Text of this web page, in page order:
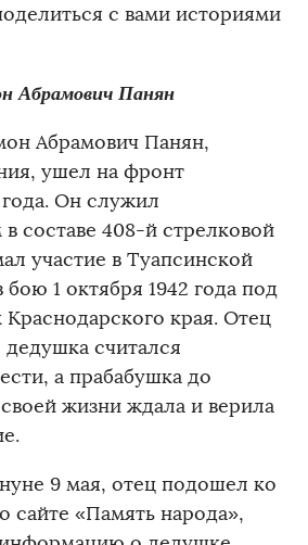
с вами историями
Абрамович Панян
Абрамович Панян,
ушел на фронт
года. Он служил
составе 408-й стрелковой
участие в Туапсинской
1 октября 1942 года под
края. Отец
дедушка считался
а прабабушка до
жизни ждала и верила
9 мая, отец подошел ко
сайте «Память народа»,